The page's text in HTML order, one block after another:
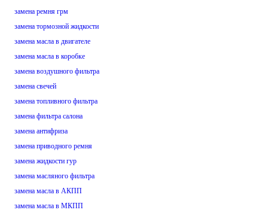
замена ремня грм
замена тормозной жидкости
замена масла в двигателе
замена масла в коробке
замена воздушного фильтра
замена свечей
замена топливного фильтра
замена фильтра салона
замена антифриза
замена приводного ремня
замена жидкости гур
замена масляного фильтра
замена масла в АКПП
замена масла в МКПП